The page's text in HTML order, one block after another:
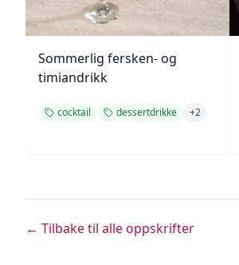
Sommerlig fersken- og
timiandrikk
cocktail dessertdrikke +2
← Tilbake til alle oppskrifter